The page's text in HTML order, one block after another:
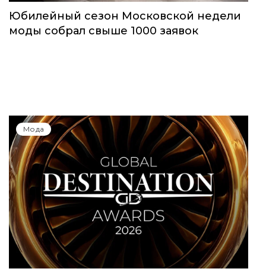
Юбилейный сезон Московской недели
моды собрал свыше 1000 заявок
Мода